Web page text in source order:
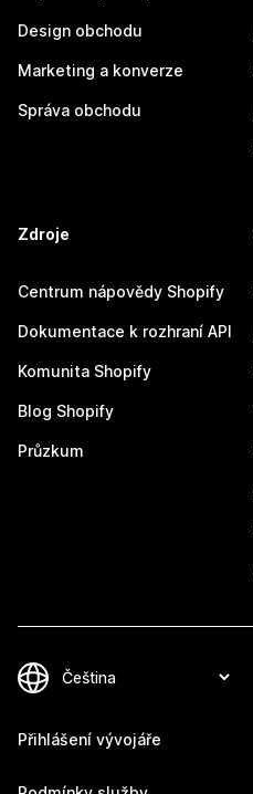
Design obchodu
Marketing a konverze
Správa obchodu
Zdroje
Centrum nápovědy Shopify
Dokumentace k rozhraní API
Komunita Shopify
Blog Shopify
Průzkum
Přihlášení vývojáře